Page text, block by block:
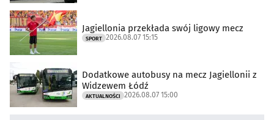
Jagiellonia przekłada swój ligowy mecz
SPORT 2026.08.07 15:15
Dodatkowe autobusy na mecz Jagiellonii z
Widzewem Łódź
AKTUALNOŚCI 2026.08.07 15:00